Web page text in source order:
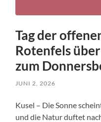
Tag der
Rotenfels
zum
JUNI 2, 2026
Kusel – Die Sonne
und die Natur duftet